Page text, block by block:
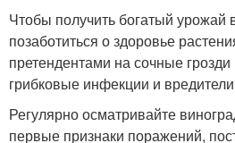
Чтобы получить богатый урожай
позаботиться о здоровье
претендентами на сочные
грибковые инфекции и
Регулярно осматривайте
первые признаки поражений,